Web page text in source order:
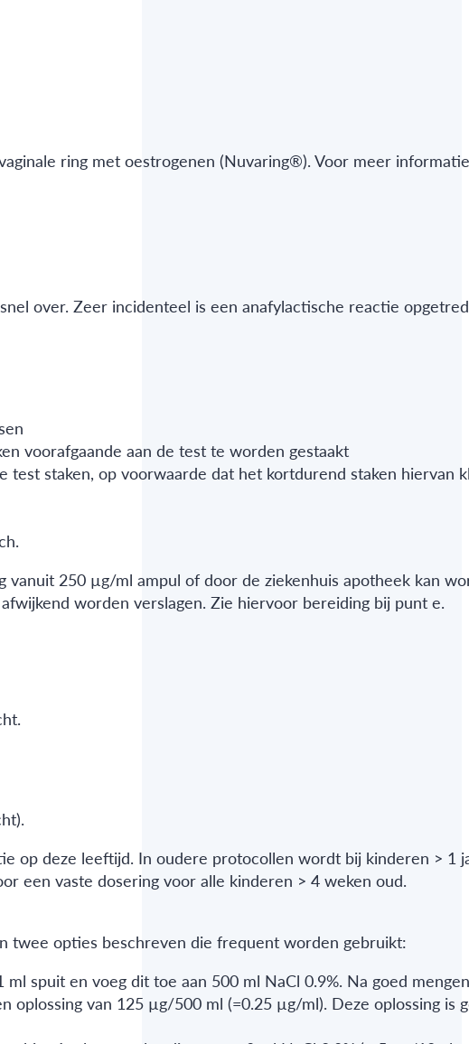
ring met oestrogenen (Nuvaring®). Voor meer
over. Zeer incidenteel is een anafylactische reactie
voorafgaande aan de test te worden gestaakt
staken, op voorwaarde dat het kortdurend staken hiervan
250 µg/ml ampul of door de ziekenhuis apotheek kan
worden verslagen. Zie hiervoor bereiding bij punt e.
op deze leeftijd. In oudere protocollen wordt bij kinderen > 1
een vaste dosering voor alle kinderen > 4 weken oud.
twee opties beschreven die frequent worden gebruikt:
spuit en voeg dit toe aan 500 ml NaCl 0.9%. Na goed
van 125 µg/500 ml (=0.25 µg/ml). Deze oplossing is